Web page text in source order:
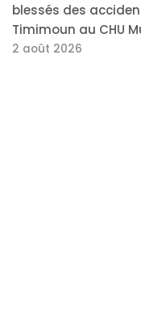
blessés des
Timimoun au CHU
2 août 2026